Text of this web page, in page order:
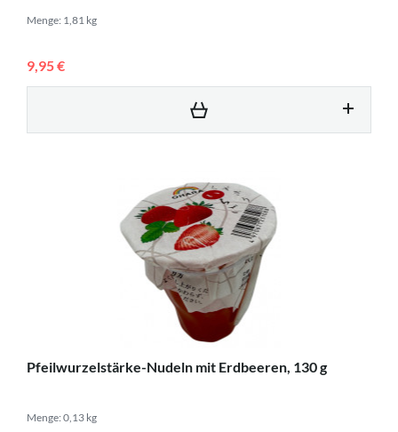
Menge: 1,81 kg
9,95 €
Pfeilwurzelstärke-Nudeln mit Erdbeeren, 130 g
Menge: 0,13 kg